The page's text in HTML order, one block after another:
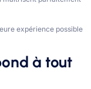
expérience possible
à tout